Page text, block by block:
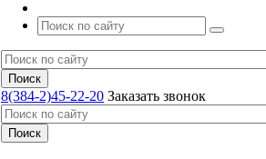
8(384-2)45-22-20 Заказать звонок